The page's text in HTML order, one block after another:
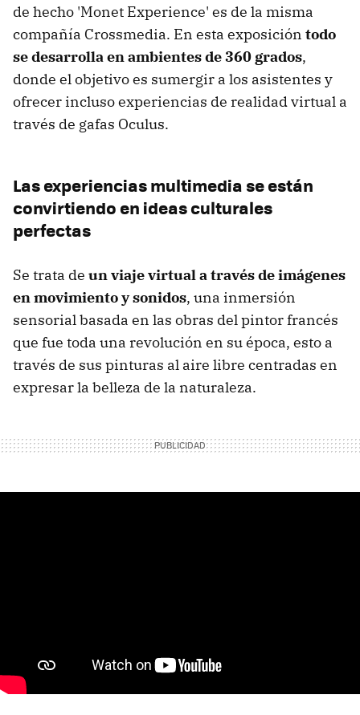
de hecho 'Monet Experience' es de la misma
compañía Crossmedia. En esta exposición todo
se desarrolla en ambientes de 360 grados,
donde el objetivo es sumergir a los asistentes y
ofrecer incluso experiencias de realidad virtual a
través de gafas Oculus.
Las experiencias multimedia se están
convirtiendo en ideas culturales
perfectas
Se trata de un viaje virtual a través de imágenes
en movimiento y sonidos, una inmersión
sensorial basada en las obras del pintor francés
que fue toda una revolución en su época, esto a
través de sus pinturas al aire libre centradas en
expresar la belleza de la naturaleza.